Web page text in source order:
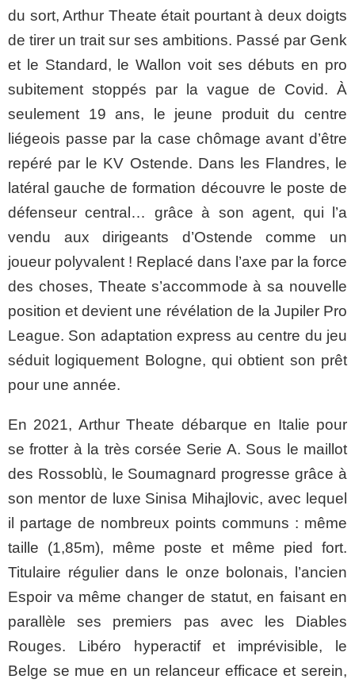
du sort, Arthur Theate était pourtant à deux doigts
de tirer un trait sur ses ambitions. Passé par Genk
et le Standard, le Wallon voit ses débuts en pro
subitement stoppés par la vague de Covid. À
seulement 19 ans, le jeune produit du centre
liégeois passe par la case chômage avant d’être
repéré par le KV Ostende. Dans les Flandres, le
latéral gauche de formation découvre le poste de
défenseur central… grâce à son agent, qui l’a
vendu aux dirigeants d’Ostende comme un
joueur polyvalent ! Replacé dans l’axe par la force
des choses, Theate s’accommode à sa nouvelle
position et devient une révélation de la Jupiler Pro
League. Son adaptation express au centre du jeu
séduit logiquement Bologne, qui obtient son prêt
pour une année.
En 2021, Arthur Theate débarque en Italie pour
se frotter à la très corsée Serie A. Sous le maillot
des Rossoblù, le Soumagnard progresse grâce à
son mentor de luxe Sinisa Mihajlovic, avec lequel
il partage de nombreux points communs : même
taille (1,85m), même poste et même pied fort.
Titulaire régulier dans le onze bolonais, l’ancien
Espoir va même changer de statut, en faisant en
parallèle ses premiers pas avec les Diables
Rouges. Libéro hyperactif et imprévisible, le
Belge se mue en un relanceur efficace et serein,